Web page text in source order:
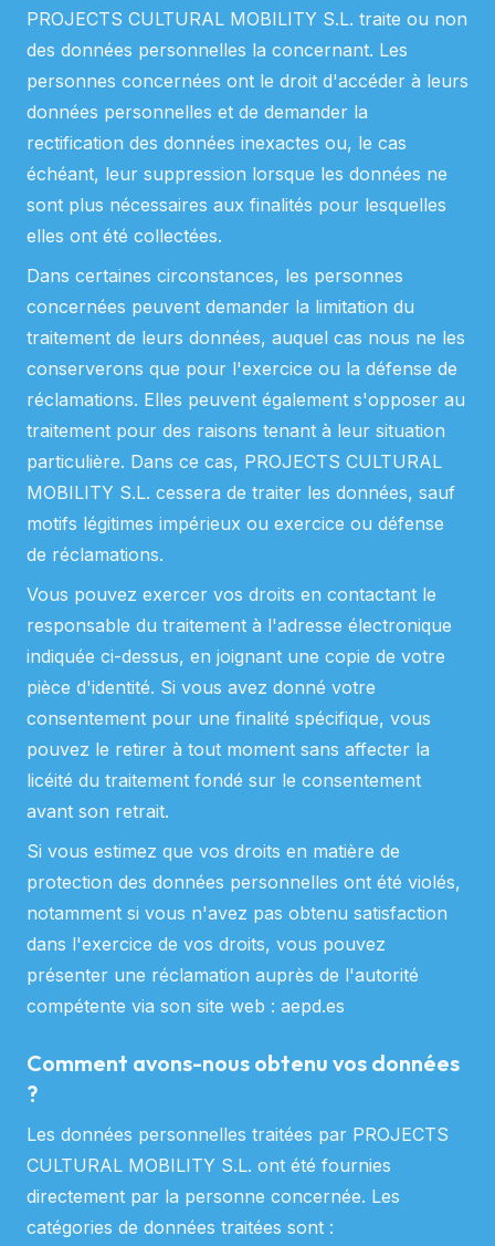
PROJECTS CULTURAL MOBILITY S.L. traite ou non
des données personnelles la concernant. Les
personnes concernées ont le droit d'accéder à leurs
données personnelles et de demander la
rectification des données inexactes ou, le cas
échéant, leur suppression lorsque les données ne
sont plus nécessaires aux finalités pour lesquelles
elles ont été collectées.
Dans certaines circonstances, les personnes
concernées peuvent demander la limitation du
traitement de leurs données, auquel cas nous ne les
conserverons que pour l'exercice ou la défense de
réclamations. Elles peuvent également s'opposer au
traitement pour des raisons tenant à leur situation
particulière. Dans ce cas, PROJECTS CULTURAL
MOBILITY S.L. cessera de traiter les données, sauf
motifs légitimes impérieux ou exercice ou défense
de réclamations.
Vous pouvez exercer vos droits en contactant le
responsable du traitement à l'adresse électronique
indiquée ci-dessus, en joignant une copie de votre
pièce d'identité. Si vous avez donné votre
consentement pour une finalité spécifique, vous
pouvez le retirer à tout moment sans affecter la
licéité du traitement fondé sur le consentement
avant son retrait.
Si vous estimez que vos droits en matière de
protection des données personnelles ont été violés,
notamment si vous n'avez pas obtenu satisfaction
dans l'exercice de vos droits, vous pouvez
présenter une réclamation auprès de l'autorité
compétente via son site web : aepd.es
Comment avons-nous obtenu vos données
?
Les données personnelles traitées par PROJECTS
CULTURAL MOBILITY S.L. ont été fournies
directement par la personne concernée. Les
catégories de données traitées sont :